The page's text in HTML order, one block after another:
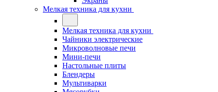
Мелкая техника для кухни
Мелкая техника для кухни
Чайники электрические
Микроволновые печи
Мини-печи
Настольные плиты
Блендеры
Мультиварки